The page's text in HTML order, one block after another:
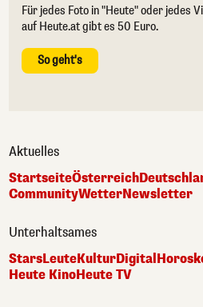
Für jedes Foto in "Heute" oder jedes
auf Heute.at gibt es 50 Euro.
So geht's
Aktuelles
StartseiteÖsterreich
CommunityWetterNewsletter
Unterhaltsames
StarsLeuteKulturDigital
Heute KinoHeute TV